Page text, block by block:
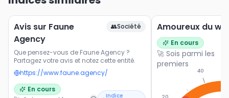
Avis sur Faune
Agency
👥Société
Que pensez-vous de Faune Agency ?
Partagez votre avis et notez cette entité.
https://www.faune.agency/
En cours
Indice
Amoureux du
En cours
🚀 Sois parmi les
premiers
20
40